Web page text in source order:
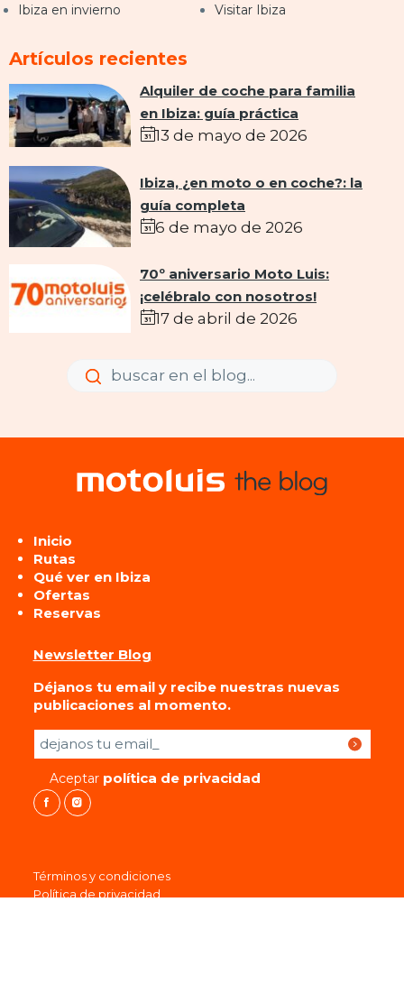
Ibiza en invierno
Visitar Ibiza
Artículos recientes
Alquiler de coche para familia
en Ibiza: guía práctica
13 de mayo de 2026
Ibiza, ¿en moto o en coche?: la
guía completa
6 de mayo de 2026
70º aniversario Moto Luis:
¡celébralo con nosotros!
17 de abril de 2026
Enviar
Enviar
Inicio
Rutas
Qué ver en Ibiza
Ofertas
Reservas
Newsletter Blog
Déjanos tu email y recibe nuestras nuevas
publicaciones al momento.
Por favor, deja este campo vacío.
Aceptar política de privacidad
Términos y condiciones
Política de privacidad